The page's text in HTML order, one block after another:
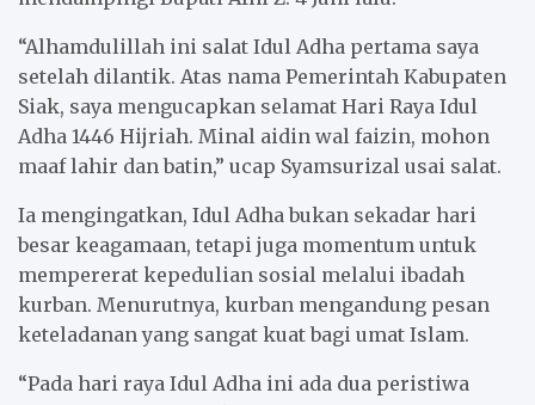
“Alhamdulillah ini salat Idul Adha pertama saya
setelah dilantik. Atas nama Pemerintah Kabupaten
Siak, saya mengucapkan selamat Hari Raya Idul
Adha 1446 Hijriah. Minal aidin wal faizin, mohon
maaf lahir dan batin,” ucap Syamsurizal usai salat.
Ia mengingatkan, Idul Adha bukan sekadar hari
besar keagamaan, tetapi juga momentum untuk
mempererat kepedulian sosial melalui ibadah
kurban. Menurutnya, kurban mengandung pesan
keteladanan yang sangat kuat bagi umat Islam.
“Pada hari raya Idul Adha ini ada dua peristiwa